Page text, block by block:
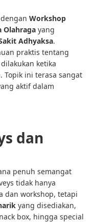
Workshop
Olahraga yang
Adhyaksa.
praktis tentang
ketika
Topik ini terasa sangat
aktif dalam
dan
penuh semangat
tidak hanya
dan workshop, tetapi
yang disediakan,
box, hingga special